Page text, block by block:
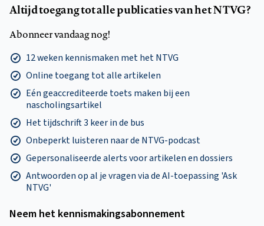
Altijd toegang tot alle publicaties van het NTVG?
Abonneer vandaag nog!
12 weken kennismaken met het NTVG
Online toegang tot alle artikelen
Eén geaccrediteerde toets maken bij een
nascholingsartikel
Het tijdschrift 3 keer in de bus
Onbeperkt luisteren naar de NTVG-podcast
Gepersonaliseerde alerts voor artikelen en dossiers
Antwoorden op al je vragen via de AI-toepassing 'Ask
NTVG'
Neem het kennismakings­abonnement